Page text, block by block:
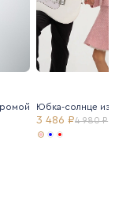
Юбка-солнце из
3 486 ₽4 980 ₽